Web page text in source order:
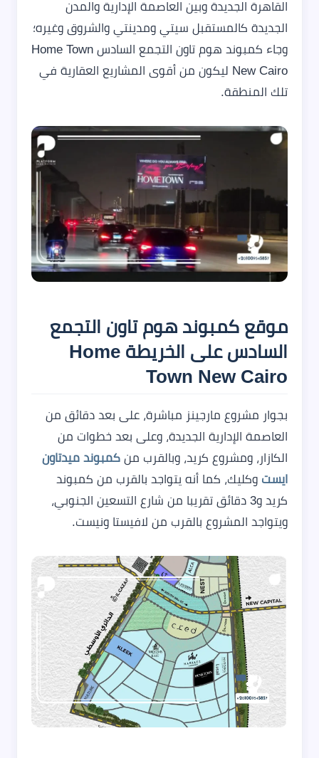
القاهرة الجديدة وبين العاصمة الإدارية والمدن
الجديدة كالمستقبل سيتي ومدينتي والشروق وغيره؛
وجاء كمبوند هوم تاون التجمع السادس Home Town
New Cairo ليكون من أقوى المشاريع العقارية في
تلك المنطقة.
موقع كمبوند هوم تاون التجمع
السادس على الخريطة Home
Town New Cairo
بجوار مشروع مارجينز مباشرة، على بعد دقائق من
العاصمة الإدارية الجديدة، وعلى بعد خطوات من
الكازار، ومشروع كريد، وبالقرب من كمبوند ميدتاون
ايست وكليك، كما أنه يتواجد بالقرب من كمبوند
كريد و3 دقائق تقريبا من شارع التسعين الجنوبي،
ويتواجد المشروع بالقرب من لافيستا ونيست.